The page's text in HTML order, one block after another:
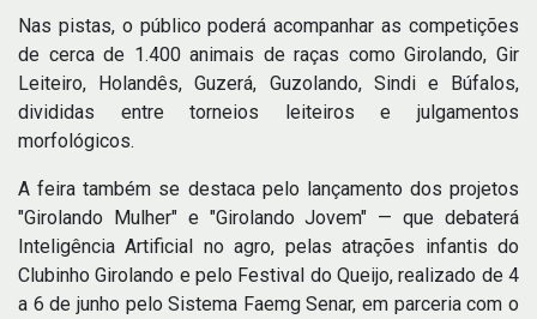
Nas pistas, o público poderá acompanhar as competições
de cerca de 1.400 animais de raças como Girolando, Gir
Leiteiro, Holandês, Guzerá, Guzolando, Sindi e Búfalos,
divididas entre torneios leiteiros e julgamentos
morfológicos.
A feira também se destaca pelo lançamento dos projetos
"Girolando Mulher" e "Girolando Jovem" — que debaterá
Inteligência Artificial no agro, pelas atrações infantis do
Clubinho Girolando e pelo Festival do Queijo, realizado de 4
a 6 de junho pelo Sistema Faemg Senar, em parceria com o